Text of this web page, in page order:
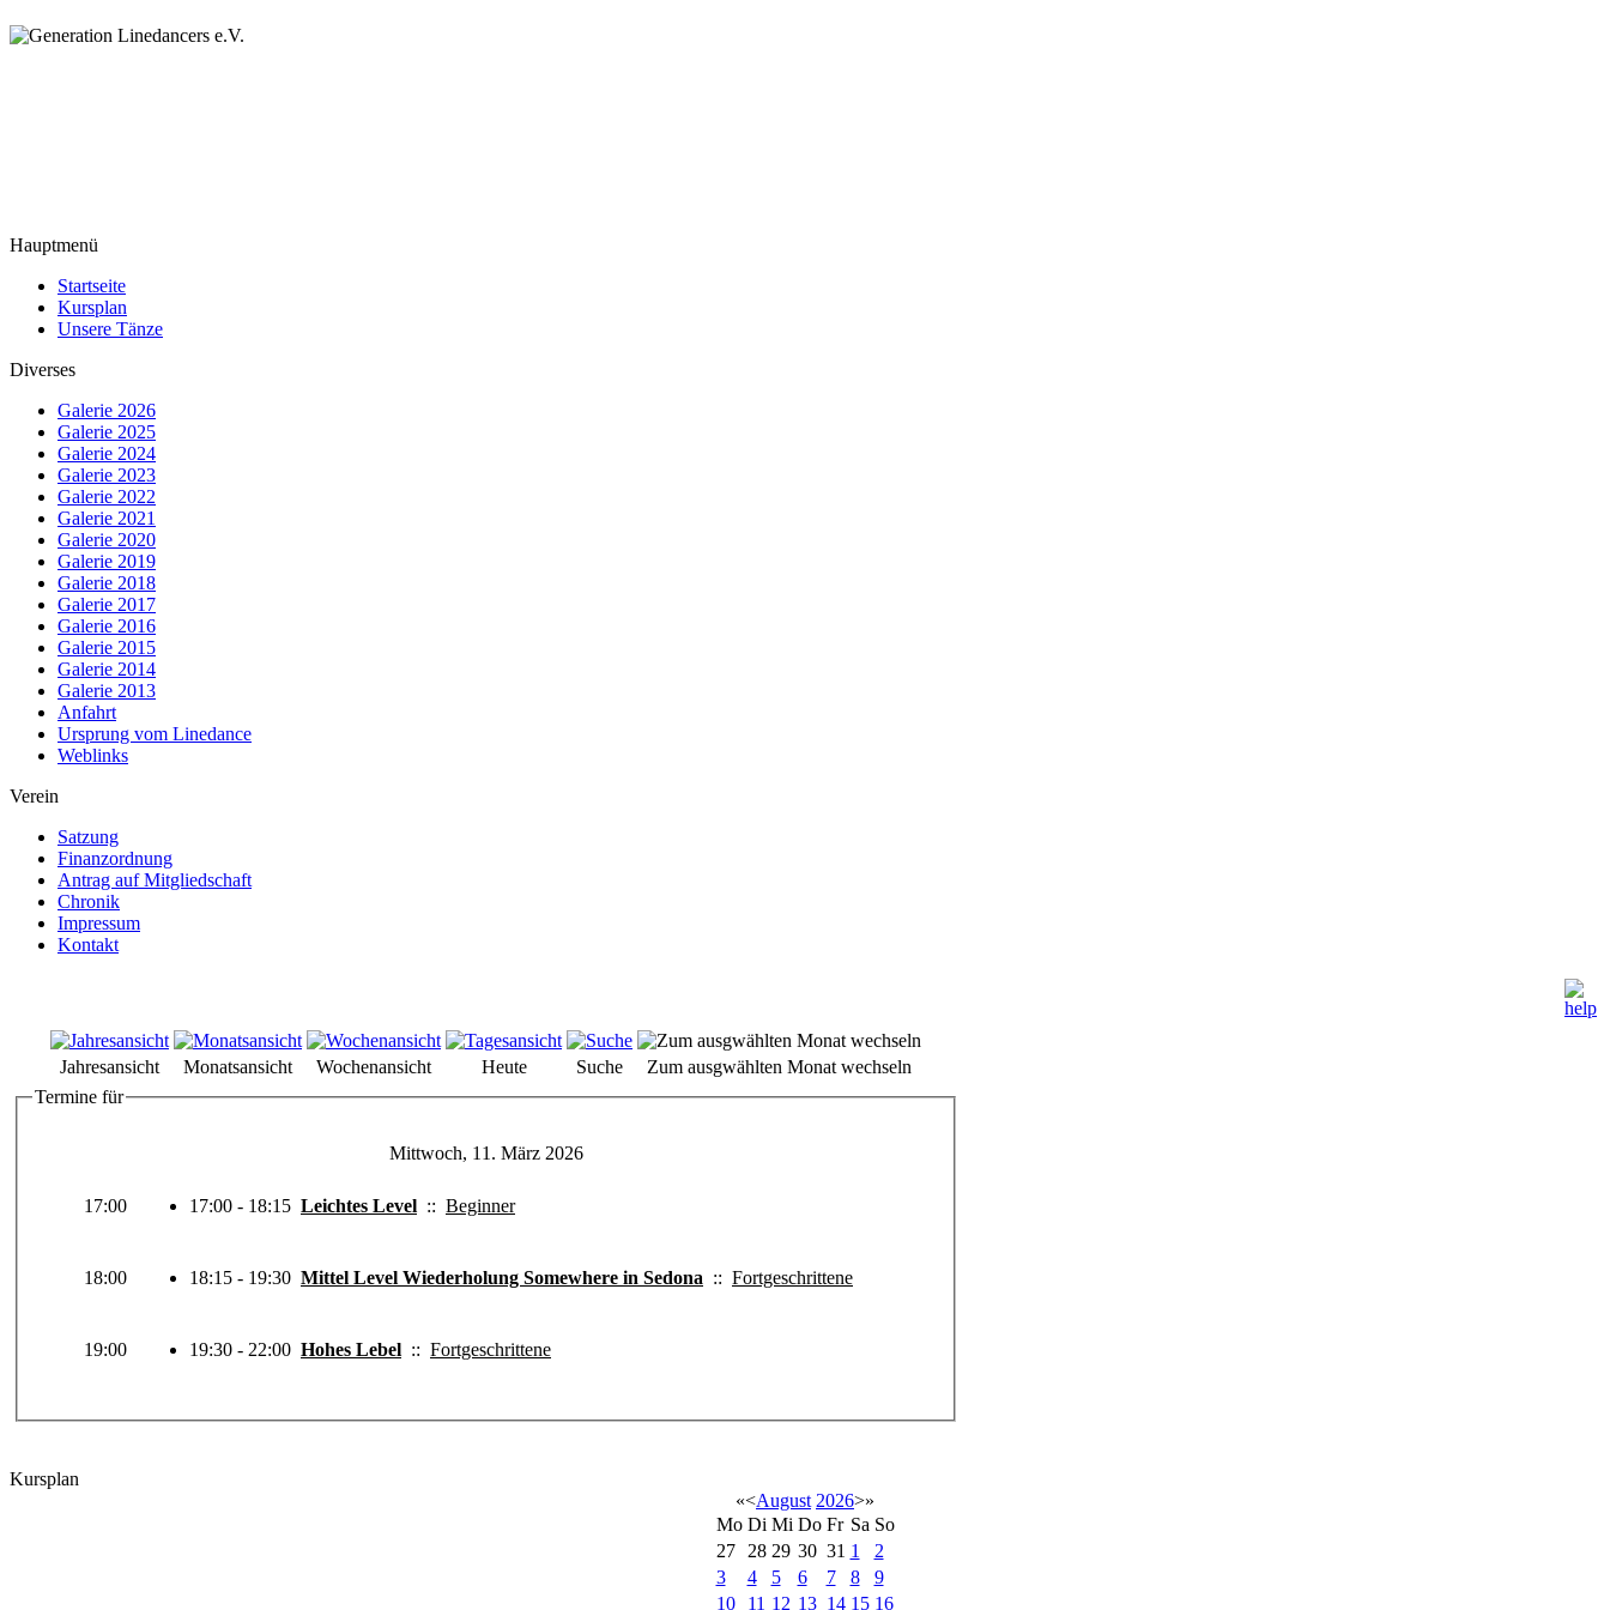
Hauptmenü
Startseite
Kursplan
Unsere Tänze
Diverses
Galerie 2026
Galerie 2025
Galerie 2024
Galerie 2023
Galerie 2022
Galerie 2021
Galerie 2020
Galerie 2019
Galerie 2018
Galerie 2017
Galerie 2016
Galerie 2015
Galerie 2014
Galerie 2013
Anfahrt
Ursprung vom Linedance
Weblinks
Verein
Satzung
Finanzordnung
Antrag auf Mitgliedschaft
Chronik
Impressum
Kontakt
Jahresansicht Monatsansicht Wochenansicht Heute Suche
Zum ausgwählten Monat wechseln
Termine für
Mittwoch, 11. März 2026
17:00 17:00 - 18:15 Leichtes Level :: Beginner
18:00 18:15 - 19:30 Mittel Level Wiederholung Somewhere in Sedona :: Fortgeschrittene
19:00 19:30 - 22:00 Hohes Lebel :: Fortgeschrittene
Kursplan
«<August 2026>»
Mo Di Mi Do Fr Sa So
27
28 29 30 31 1
2
3
4 5 6 7 8
9
10
11 12 13 14 15 16